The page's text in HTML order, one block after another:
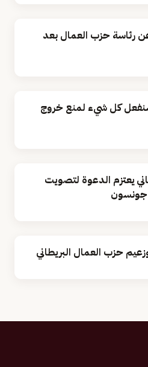
رئاسة حزب العمال بعد
سنفعل كل شيء لمنع خروج
يعتزم الدعوة لتصويت
جونسون
حزب العمال البريطاني